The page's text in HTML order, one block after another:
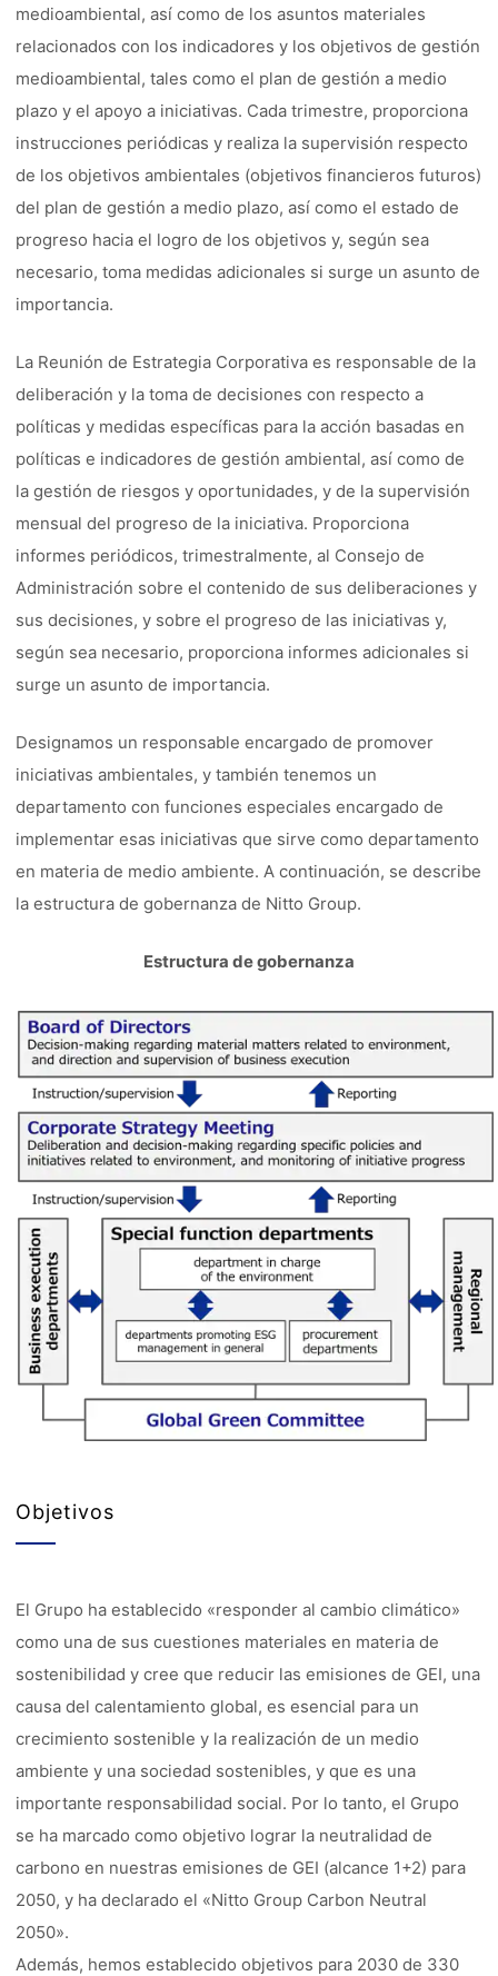
medioambiental, así como de los asuntos materiales
relacionados con los indicadores y los objetivos de gestión
medioambiental, tales como el plan de gestión a medio
plazo y el apoyo a iniciativas. Cada trimestre, proporciona
instrucciones periódicas y realiza la supervisión respecto
de los objetivos ambientales (objetivos financieros futuros)
del plan de gestión a medio plazo, así como el estado de
progreso hacia el logro de los objetivos y, según sea
necesario, toma medidas adicionales si surge un asunto de
importancia.
La Reunión de Estrategia Corporativa es responsable de la
deliberación y la toma de decisiones con respecto a
políticas y medidas específicas para la acción basadas en
políticas e indicadores de gestión ambiental, así como de
la gestión de riesgos y oportunidades, y de la supervisión
mensual del progreso de la iniciativa. Proporciona
informes periódicos, trimestralmente, al Consejo de
Administración sobre el contenido de sus deliberaciones y
sus decisiones, y sobre el progreso de las iniciativas y,
según sea necesario, proporciona informes adicionales si
surge un asunto de importancia.
Designamos un responsable encargado de promover
iniciativas ambientales, y también tenemos un
departamento con funciones especiales encargado de
implementar esas iniciativas que sirve como departamento
en materia de medio ambiente. A continuación, se describe
la estructura de gobernanza de Nitto Group.
Estructura de gobernanza
Objetivos
El Grupo ha establecido «responder al cambio climático»
como una de sus cuestiones materiales en materia de
sostenibilidad y cree que reducir las emisiones de GEI, una
causa del calentamiento global, es esencial para un
crecimiento sostenible y la realización de un medio
ambiente y una sociedad sostenibles, y que es una
importante responsabilidad social. Por lo tanto, el Grupo
se ha marcado como objetivo lograr la neutralidad de
carbono en nuestras emisiones de GEI (alcance 1+2) para
2050, y ha declarado el «Nitto Group Carbon Neutral
2050».
Además, hemos establecido objetivos para 2030 de 330